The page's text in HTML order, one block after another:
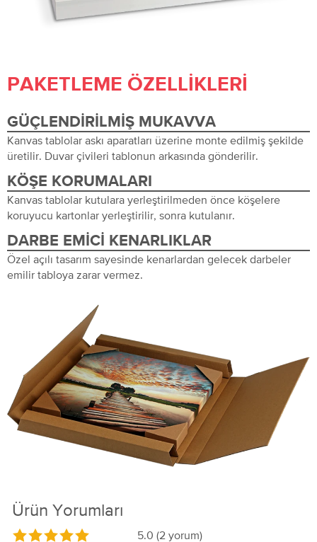
PAKETLEME ÖZELLIKLERI
GÜÇLENDIRILMIŞ MUKAVVA
Kanvas tablolar askı aparatları üzerine monte edilmiş şekilde
üretilir. Duvar çivileri tablonun arkasında gönderilir.
KÖŞE KORUMALARI
Kanvas tablolar kutulara yerleştirilmeden önce köşelere
koruyucu kartonlar yerleştirilir, sonra kutulanır.
DARBE EMICI KENARLIKLAR
Özel açılı tasarım sayesinde kenarlardan gelecek darbeler
emilir tabloya zarar vermez.
Ürün Yorumları
5.0 (2 yorum)